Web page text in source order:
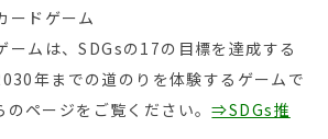
ードゲーム
ームは、SDGsの17の目標を達成する
年までの道のりを体験するゲームで
のページをご覧ください。⇒SDGs推